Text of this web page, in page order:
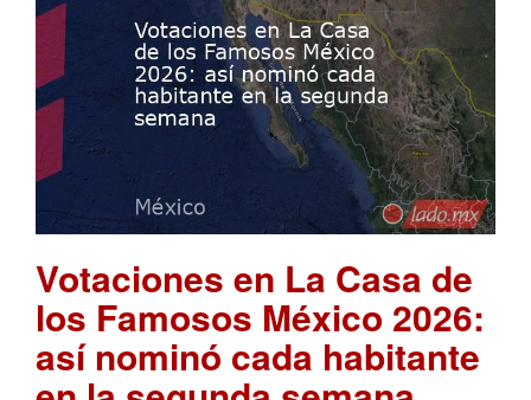
Votaciones en La Casa de
los Famosos México 2026:
así nominó cada habitante